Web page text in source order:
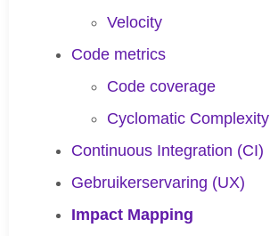
Velocity
Code metrics
Code coverage
Cyclomatic Complexity
Continuous Integration (CI)
Gebruikerservaring (UX)
Impact Mapping